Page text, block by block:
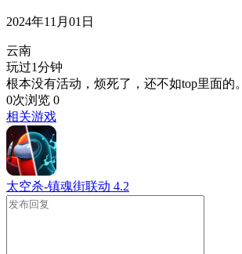
2024年11月01日
云南
玩过1分钟
根本没有活动，烦死了，还不如top里面的。
0次浏览 0
相关游戏
太空杀-镇魂街联动 4.2